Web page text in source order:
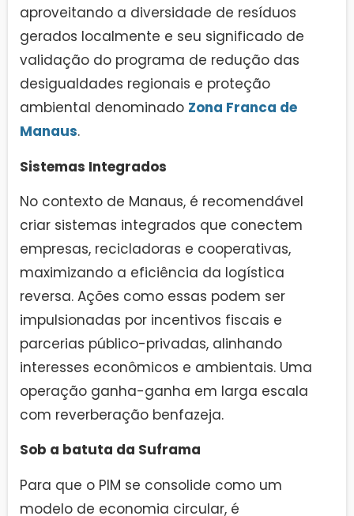
aproveitando a diversidade de resíduos
gerados localmente e seu significado de
validação do programa de redução das
desigualdades regionais e proteção
ambiental denominado Zona Franca de
Manaus.
Sistemas Integrados
No contexto de Manaus, é recomendável
criar sistemas integrados que conectem
empresas, recicladoras e cooperativas,
maximizando a eficiência da logística
reversa. Ações como essas podem ser
impulsionadas por incentivos fiscais e
parcerias público-privadas, alinhando
interesses econômicos e ambientais. Uma
operação ganha-ganha em larga escala
com reverberação benfazeja.
Sob a batuta da Suframa
Para que o PIM se consolide como um
modelo de economia circular, é